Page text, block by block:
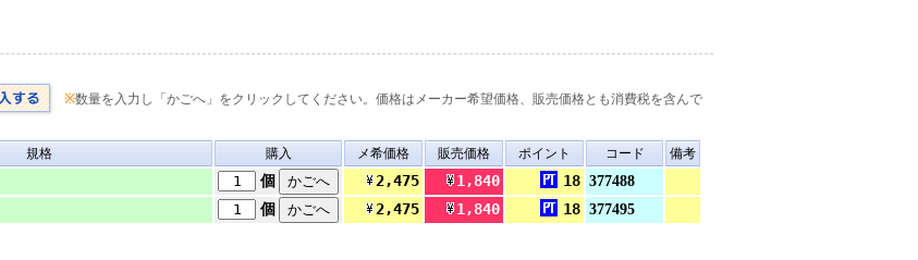
※数量を入力し「かごへ」をクリックしてください。価格はメーカー希望価格、販売価格とも消費税を含んで
規格
購入 メ希価格 販売価格 ポイント コード 備考
個 2,475 1,840 18 377488
個 2,475 1,840 18 377495